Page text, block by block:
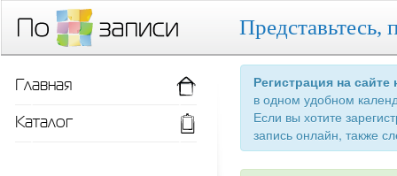
Представьтесь,
Регистрация на
в одном удобном
Если вы хотите
запись онлайн, также
Главная
Каталог